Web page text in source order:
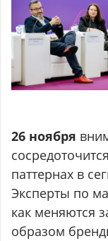
26 ноября
паттернах в
Эксперты по
как меняются
образом